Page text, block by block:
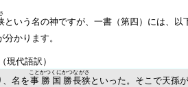
という名の神ですが、一書（第四）には、以
かります。
代語訳）
名を事勝国勝
ことかつくにかつ
長狭
ながさ
といった。そこで天孫